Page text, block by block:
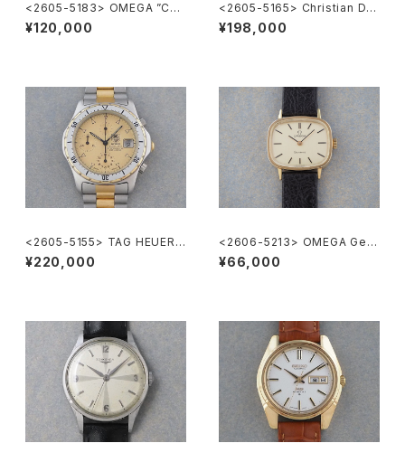
<2605-5183> OMEGA ”Cal.
285"
¥120,000
<2605-5165> Christian Dio
r
¥198,000
<2605-5155> TAG HEUER 2
000 Chronograph
¥220,000
<2606-5213> OMEGA Gen
eve
¥66,000